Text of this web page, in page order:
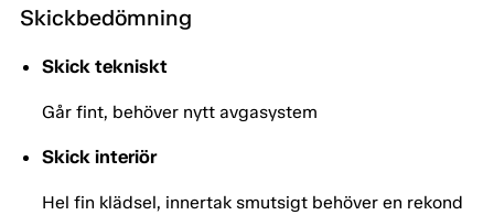
Skickbedömning
Skick tekniskt
Går fint, behöver nytt avgasystem
Skick interiör
Hel fin klädsel, innertak smutsigt behöver en rekond